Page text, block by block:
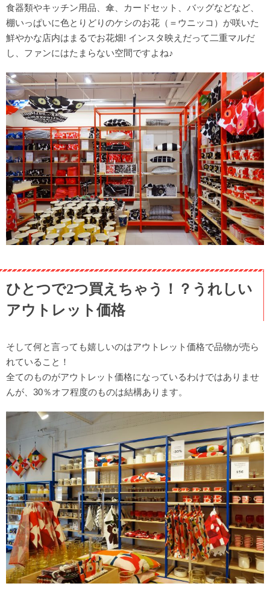
食器類やキッチン用品、傘、カードセット、バッグなどなど、
棚いっぱいに色とりどりのケシのお花（＝ウニッコ）が咲いた
鮮やかな店内はまるでお花畑! インスタ映えだって二重マルだ
し、ファンにはたまらない空間ですよね♪
ひとつで2つ買えちゃう！？うれしい
アウトレット価格
そして何と言っても嬉しいのはアウトレット価格で品物が売ら
れていること！
全てのものがアウトレット価格になっているわけではありませ
んが、30％オフ程度のものは結構あります。